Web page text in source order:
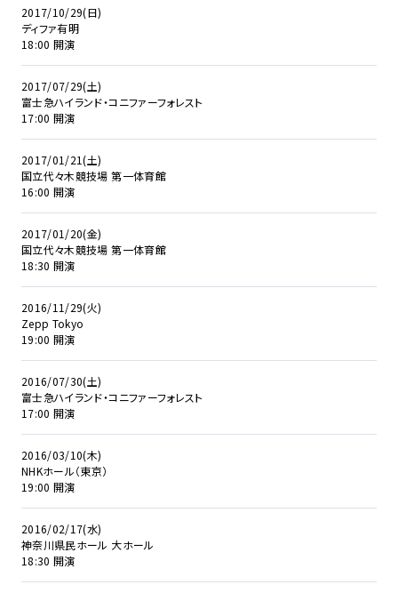
2017/10/29(日)
ディファ有明
18:00 開演
2017/07/29(土)
富士急ハイランド・コニファーフォレスト
17:00 開演
2017/01/21(土)
国立代々木競技場 第一体育館
16:00 開演
2017/01/20(金)
国立代々木競技場 第一体育館
18:30 開演
2016/11/29(火)
Zepp Tokyo
19:00 開演
2016/07/30(土)
富士急ハイランド・コニファーフォレスト
17:00 開演
2016/03/10(木)
NHKホール（東京）
19:00 開演
2016/02/17(水)
神奈川県民ホール 大ホール
18:30 開演